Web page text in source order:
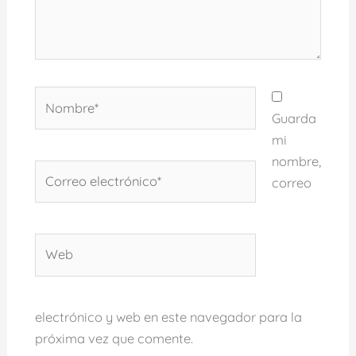
electrónico*
Guarda
mi
nombre,
correo
electrónico y web en este navegador para la
próxima vez que comente.